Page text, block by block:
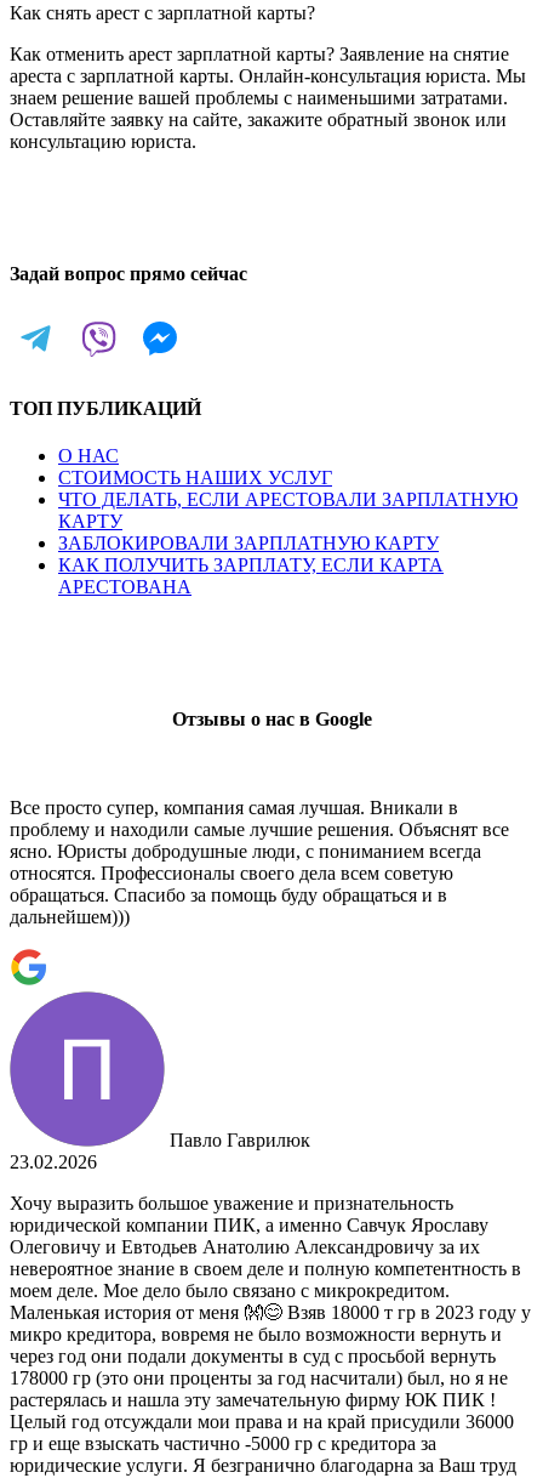
Как снять арест с зарплатной карты?
Как отменить арест зарплатной карты? Заявление на снятие
ареста с зарплатной карты. Онлайн-консультация юриста. Мы
знаем решение вашей проблемы с наименьшими затратами.
Оставляйте заявку на сайте, закажите обратный звонок или
консультацию юриста.
Задай вопрос прямо сейчас
ТОП ПУБЛИКАЦИЙ
О НАС
СТОИМОСТЬ НАШИХ УСЛУГ
ЧТО ДЕЛАТЬ, ЕСЛИ АРЕСТОВАЛИ ЗАРПЛАТНУЮ
КАРТУ
ЗАБЛОКИРОВАЛИ ЗАРПЛАТНУЮ КАРТУ
КАК ПОЛУЧИТЬ ЗАРПЛАТУ, ЕСЛИ КАРТА
АРЕСТОВАНА
Отзывы о нас в Google
Все просто супер, компания самая лучшая. Вникали в
проблему и находили самые лучшие решения. Объяснят все
ясно. Юристы добродушные люди, с пониманием всегда
относятся. Профессионалы своего дела всем советую
обращаться. Спасибо за помощь буду обращаться и в
дальнейшем)))
Павло Гаврилюк
23.02.2026
Хочу выразить большое уважение и признательность
юридической компании ПИК, а именно Савчук Ярославу
Олеговичу и Евтодьев Анатолию Александровичу за их
невероятное знание в своем деле и полную компетентность в
моем деле. Мое дело было связано с микрокредитом.
Маленькая история от меня 👐😊 Взяв 18000 т гр в 2023 году у
микро кредитора, вовремя не было возможности вернуть и
через год они подали документы в суд с просьбой вернуть
178000 гр (это они проценты за год насчитали) был, но я не
растерялась и нашла эту замечательную фирму ЮК ПИК !
Целый год отсуждали мои права и на край присудили 36000
гр и еще взыскать частично -5000 гр с кредитора за
юридические услуги. Я безгранично благодарна за Ваш труд